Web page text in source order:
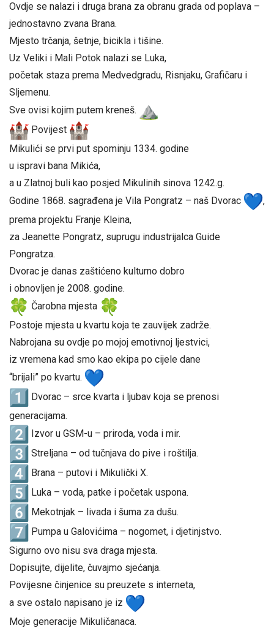
Ovdje se nalazi i druga brana za obranu grada od poplava –
jednostavno zvana Brana.
Mjesto trčanja, šetnje, bicikla i tišine.
Uz Veliki i Mali Potok nalazi se Luka,
početak staza prema Medvedgradu, Risnjaku, Grafičaru i
Sljemenu.
Sve ovisi kojim putem kreneš.
Povijest
Mikulići se prvi put spominju 1334. godine
u ispravi bana Mikića,
a u Zlatnoj buli kao posjed Mikulinih sinova 1242.g.
Godine 1868. sagrađena je Vila Pongratz – naš Dvorac
,
prema projektu Franje Kleina,
za Jeanette Pongratz, suprugu industrijalca Guide
Pongratza.
Dvorac je danas zaštićeno kulturno dobro
i obnovljen je 2008. godine.
Čarobna mjesta
Postoje mjesta u kvartu koja te zauvijek zadrže.
Nabrojana su ovdje po mojoj emotivnoj ljestvici,
iz vremena kad smo kao ekipa po cijele dane
“brijali” po kvartu.
Dvorac – srce kvarta i ljubav koja se prenosi
generacijama.
Izvor u GSM-u – priroda, voda i mir.
Streljana – od tučnjava do pive i roštilja.
Brana – putovi i Mikulički X.
Luka – voda, patke i početak uspona.
Mekotnjak – livada i šuma za dušu.
Pumpa u Galovićima – nogomet, i djetinjstvo.
Sigurno ovo nisu sva draga mjesta.
Dopisujte, dijelite, čuvajmo sjećanja.
Povijesne činjenice su preuzete s interneta,
a sve ostalo napisano je iz
Moje generacije Mikuličanaca.